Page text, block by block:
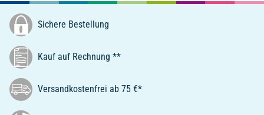
Sichere Bestellung
Kauf auf Rechnung **
Versandkostenfrei ab 75 €*